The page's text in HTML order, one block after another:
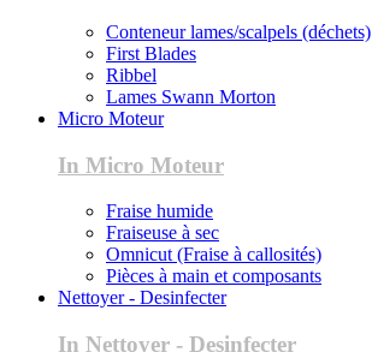
Conteneur lames/scalpels (déchets)
First Blades
Ribbel
Lames Swann Morton
Micro Moteur
In Micro Moteur
Fraise humide
Fraiseuse à sec
Omnicut (Fraise à callosités)
Pièces à main et composants
Nettoyer - Desinfecter
In Nettoyer - Desinfecter